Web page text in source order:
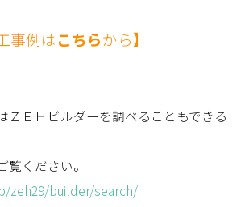
事例はこちらから】
ＺＥＨビルダーを調べることもできる
ください。
zeh29/builder/search/